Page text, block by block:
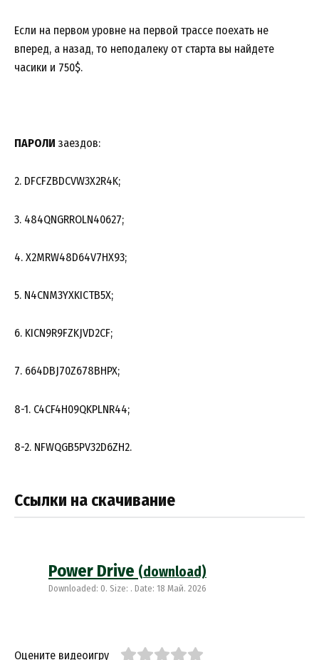
Если на первом уровне на первой трассе поехать не
вперед, а назад, то неподалеку от старта вы найдете
часики и 750$.
ПАРОЛИ заездов:
2. DFCFZBDCVW3X2R4K;
3. 484QNGRROLN40627;
4. X2MRW48D64V7HX93;
5. N4CNM3YXKICTB5X;
6. KICN9R9FZKJVD2CF;
7. 664DBJ70Z678BHPX;
8-1. C4CF4H09QKPLNR44;
8-2. NFWQGB5PV32D6ZH2.
Ссылки на скачивание
Power Drive (download)
Downloaded: 0. Size: . Date: 18 Май. 2026
Оцените видеоигру